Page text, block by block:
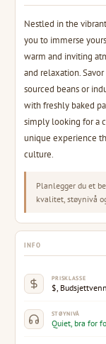
Nestled in the
you to immerse
warm and inviting
and relaxation.
sourced beans or
with freshly baked
simply looking for a
unique experience
culture.
Planlegger du et
kvalitet, støynivå
INFO
PRISKLASSE
$,
STØYNIVÅ
Quiet, bra for